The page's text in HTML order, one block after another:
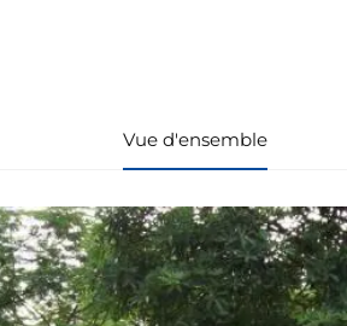
Vue d'ensemble